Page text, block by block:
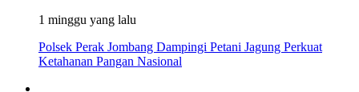
1 minggu yang lalu
Polsek Perak Jombang Dampingi Petani Jagung Perkuat
Ketahanan Pangan Nasional